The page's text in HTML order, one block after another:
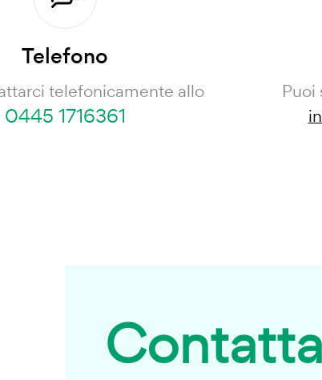
Telefono
telefonicamente allo
0445 1716361
Puoi